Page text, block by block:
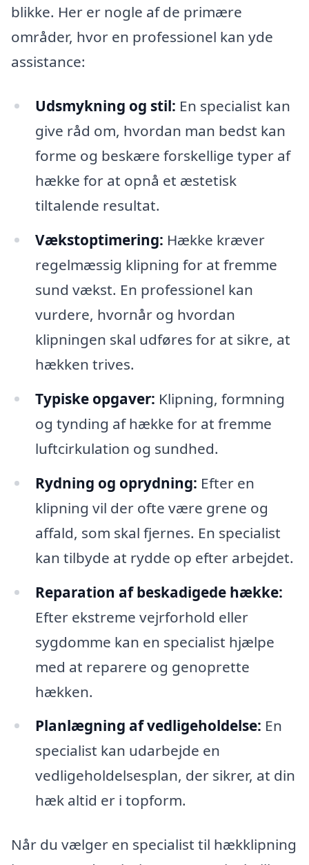
blikke. Her er nogle af de primære
områder, hvor en professionel kan yde
assistance:
Udsmykning og stil: En specialist kan
give råd om, hvordan man bedst kan
forme og beskære forskellige typer af
hække for at opnå et æstetisk
tiltalende resultat.
Vækstoptimering: Hække kræver
regelmæssig klipning for at fremme
sund vækst. En professionel kan
vurdere, hvornår og hvordan
klipningen skal udføres for at sikre, at
hækken trives.
Typiske opgaver: Klipning, formning
og tynding af hække for at fremme
luftcirkulation og sundhed.
Rydning og oprydning: Efter en
klipning vil der ofte være grene og
affald, som skal fjernes. En specialist
kan tilbyde at rydde op efter arbejdet.
Reparation af beskadigede hække:
Efter ekstreme vejrforhold eller
sygdomme kan en specialist hjælpe
med at reparere og genoprette
hækken.
Planlægning af vedligeholdelse: En
specialist kan udarbejde en
vedligeholdelsesplan, der sikrer, at din
hæk altid er i topform.
Når du vælger en specialist til hækklipning